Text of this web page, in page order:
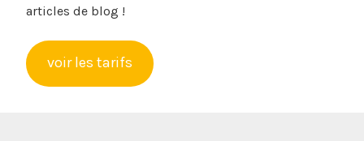
articles de blog !
voir les tarifs